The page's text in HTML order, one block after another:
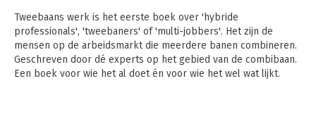
Tweebaans werk is het eerste boek over 'hybride
professionals', 'tweebaners' of 'multi-jobbers'. Het zijn de
mensen op de arbeidsmarkt die meerdere banen combineren.
Geschreven door dé experts op het gebied van de combibaan.
Een boek voor wie het al doet én voor wie het wel wat lijkt.